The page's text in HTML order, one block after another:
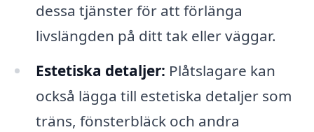
dessa tjänster för att förlänga
livslängden på ditt tak eller väggar.
Estetiska detaljer: Plåtslagare kan
också lägga till estetiska detaljer som
träns, fönsterbläck och andra